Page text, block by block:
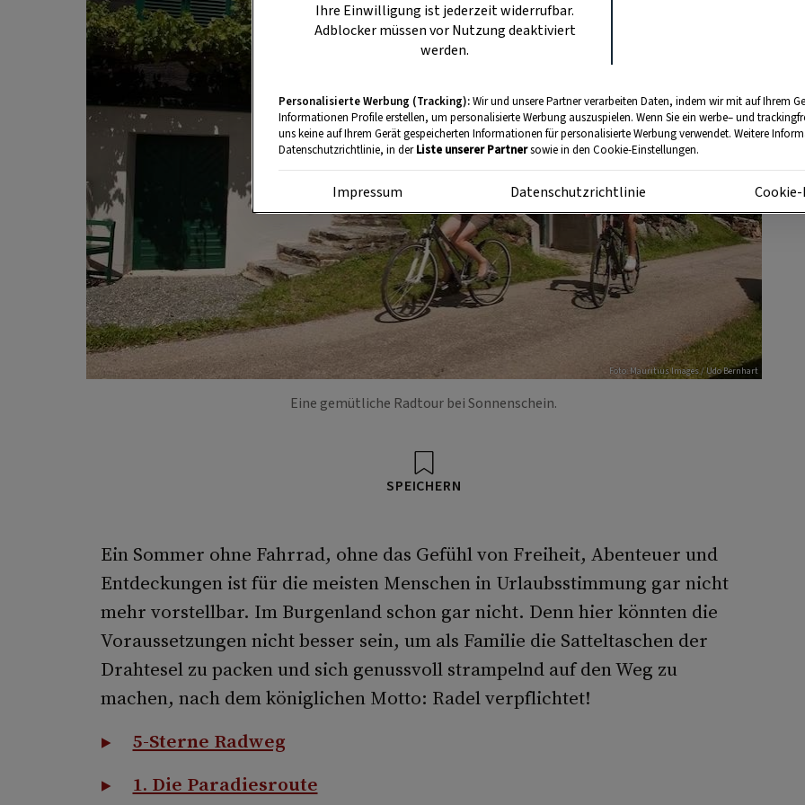
Foto: Mauritius Images / Udo Bernhart
Eine gemütliche Radtour bei Sonnenschein.
SPEICHERN
Ein Sommer ohne Fahrrad, ohne das Gefühl von Freiheit, Abenteuer und
Entdeckungen ist für die meisten Menschen in Urlaubsstimmung gar nicht
mehr vorstellbar. Im Burgenland schon gar nicht. Denn hier könnten die
Voraussetzungen nicht besser sein, um als Familie die Satteltaschen der
Drahtesel zu packen und sich genussvoll strampelnd auf den Weg zu
machen, nach dem königlichen Motto: Radel verpflichtet!
5-Sterne Radweg
1. Die Paradiesroute
Ihre Einwilligung ist jederzeit widerrufbar.
Adblocker müssen vor Nutzung deaktiviert
werden.
Personalisierte Werbung (Tracking):Wir und unsere Partner verarbeiten Daten, indem wir mit auf Ihrem
Informationen Profile erstellen, um personalisierte Werbung auszuspielen. Wenn Sie ein werbe– und
uns keine auf Ihrem Gerät gespeicherten Informationen für personalisierte Werbung verwendet. Weitere
Datenschutzrichtlinie, in derListe unserer Partnersowie in den Cookie-Einstellungen.
Impressum Datenschutzrichtlinie